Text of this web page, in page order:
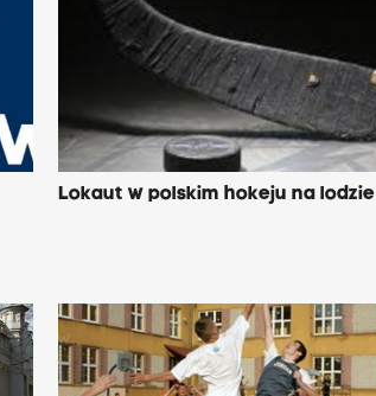
Lokaut w polskim hokeju na lodzie